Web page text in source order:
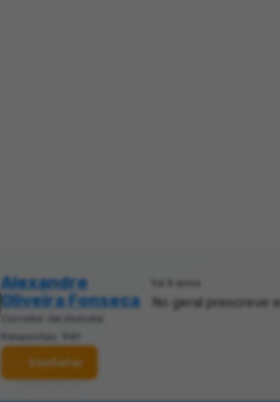
Alexandre
Oliveira Fonseca
Corretor de imóveis
Respostas: 961
Contatar
há 6 anos
No geral prescreve